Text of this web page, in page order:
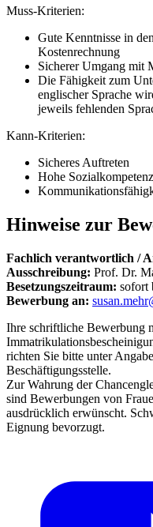
Muss-Kriterien:
Gute Kenntnisse in
Kostenrechnung
Sicherer Umgang mit
Die Fähigkeit zum
englischer Sprache
jeweils fehlenden
Kann-Kriterien:
Sicheres Auftreten
Hohe Sozialkompetenz
Hinweise zur
Fachlich verantwortlich /
Ausschreibung: Prof. Dr.
Besetzungszeitraum: sofort
Bewerbung an:
Ihre schriftliche Bewerbung
richten Sie bitte unter
Beschäftigungsstelle.
Zur Wahrung der
sind Bewerbungen von
ausdrücklich erwünscht.
Eignung bevorzugt.